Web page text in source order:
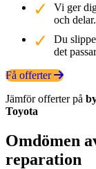
Vi ger
och delar.
Du
det
Få offerter
Jämför offerter på
Toyota
Omdömen
reparation